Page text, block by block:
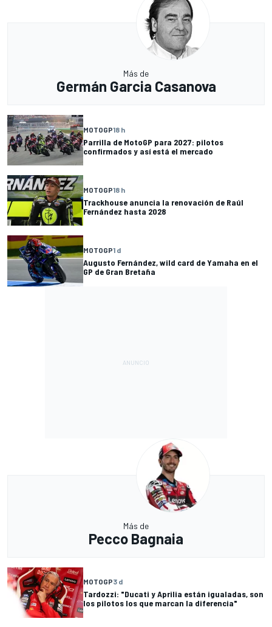
Más de
Germán Garcia Casanova
MOTOGP18 h
Parrilla de MotoGP para 2027: pilotos
confirmados y así está el mercado
MOTOGP18 h
Trackhouse anuncia la renovación de Raúl
Fernández hasta 2028
MOTOGP1 d
Augusto Fernández, wild card de Yamaha en el
GP de Gran Bretaña
Más de
Pecco Bagnaia
MOTOGP3 d
Tardozzi: "Ducati y Aprilia están igualadas, son
los pilotos los que marcan la diferencia"